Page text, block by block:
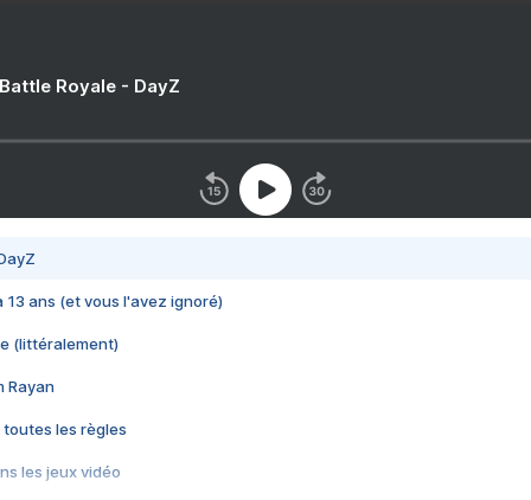
Royale - DayZ
13 ans (et vous l'avez ignoré)
(littéralement)
Rayan
toutes les règles
les jeux vidéo